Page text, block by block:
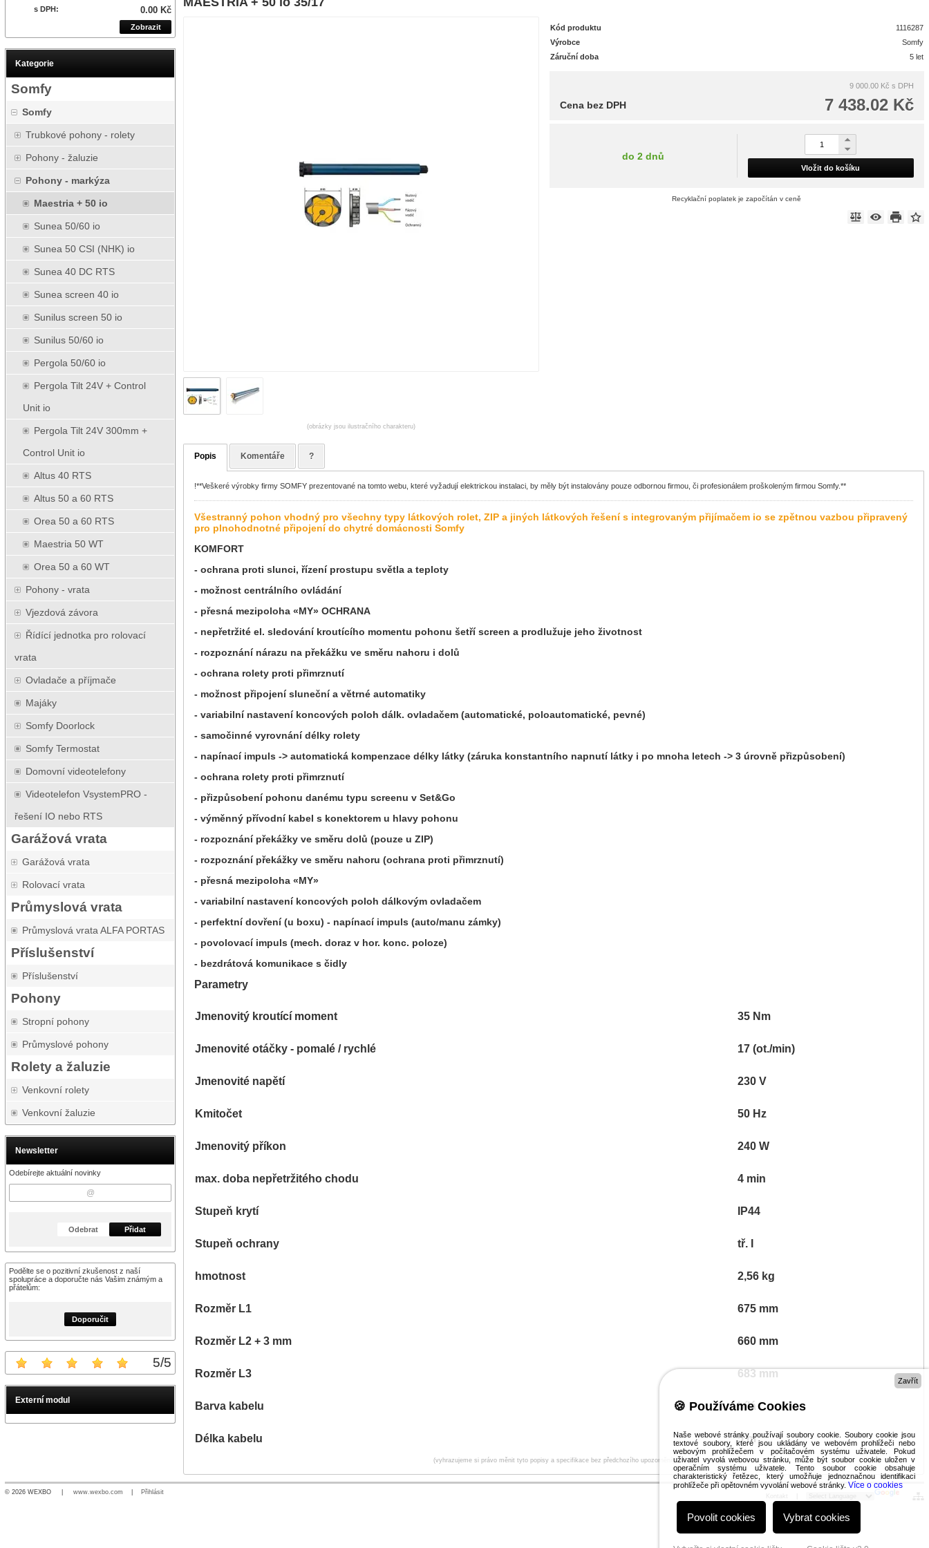
s DPH: 0.00 Kč
Zobrazit
Kategorie
Somfy
Somfy
Trubkové pohony - rolety
Pohony - žaluzie
Pohony - markýza
Maestria + 50 io
Sunea 50/60 io
Sunea 50 CSI (NHK) io
Sunea 40 DC RTS
Sunea screen 40 io
Sunilus screen 50 io
Sunilus 50/60 io
Pergola 50/60 io
Pergola Tilt 24V + Control
Unit io
Pergola Tilt 24V 300mm +
Control Unit io
Altus 40 RTS
Altus 50 a 60 RTS
Orea 50 a 60 RTS
Maestria 50 WT
Orea 50 a 60 WT
Pohony - vrata
Vjezdová závora
Řídící jednotka pro rolovací
vrata
Ovladače a příjmače
Majáky
Somfy Doorlock
Somfy Termostat
Domovní videotelefony
Videotelefon VsystemPRO -
řešení IO nebo RTS
Garážová vrata
Garážová vrata
Rolovací vrata
Průmyslová vrata
Průmyslová vrata ALFA PORTAS
Příslušenství
Příslušenství
Pohony
Stropní pohony
Průmyslové pohony
Rolety a žaluzie
Venkovní rolety
Venkovní žaluzie
Newsletter
Odebírejte aktuální novinky
Odebrat Přidat
Podělte se o pozitivní zkušenost z naší
spolupráce a doporučte nás Vašim známým a
přátelům:
Doporučit
5/5
Externí modul
(obrázky jsou ilustračního charakteru)
Kód produktu
1116287
Výrobce
Somfy
Záruční doba
5 let
9 000.00 Kč s DPH
7 438.02 Kč
Cena bez DPH
do 2 dnů
Vložit do košíku
Recyklační poplatek je započítán v ceně
Popis Komentáře ?
!**Veškeré výrobky firmy SOMFY prezentované na tomto webu, které vyžadují elektrickou instalaci, by měly být instalovány pouze odbornou firmou, či profesionálem proškoleným firmou Somfy.**
Všestranný pohon vhodný pro všechny typy látkových rolet, ZIP a jiných látkových řešení s integrovaným přijímačem io se zpětnou vazbou připravený
pro plnohodnotné připojení do chytré domácnosti Somfy
KOMFORT
- ochrana proti slunci, řízení prostupu světla a teploty
- možnost centrálního ovládání
- přesná mezipoloha «MY» OCHRANA
- nepřetržité el. sledování kroutícího momentu pohonu šetří screen a prodlužuje jeho životnost
- rozpoznání nárazu na překážku ve směru nahoru i dolů
- ochrana rolety proti přimrznutí
- možnost připojení sluneční a větrné automatiky
- variabilní nastavení koncových poloh dálk. ovladačem (automatické, poloautomatické, pevné)
- samočinné vyrovnání délky rolety
- napínací impuls -> automatická kompenzace délky látky (záruka konstantního napnutí látky i po mnoha letech -> 3 úrovně přizpůsobení)
- ochrana rolety proti přimrznutí
- přizpůsobení pohonu danému typu screenu v Set&Go
- výměnný přívodní kabel s konektorem u hlavy pohonu
- rozpoznání překážky ve směru dolů (pouze u ZIP)
- rozpoznání překážky ve směru nahoru (ochrana proti přimrznutí)
- přesná mezipoloha «MY»
- variabilní nastavení koncových poloh dálkovým ovladačem
- perfektní dovření (u boxu) - napínací impuls (auto/manu zámky)
- povolovací impuls (mech. doraz v hor. konc. poloze)
- bezdrátová komunikace s čidly
Parametry
Jmenovitý kroutící moment 35 Nm
Jmenovité otáčky - pomalé / rychlé 17 (ot./min)
Jmenovité napětí 230 V
Kmitočet 50 Hz
Jmenovitý příkon 240 W
max. doba nepřetržitého chodu 4 min
Stupeň krytí IP44
Stupeň ochrany tř. I
hmotnost 2,56 kg
Rozměr L1 675 mm
Rozměr L2 + 3 mm 660 mm
Rozměr L3 683 mm
Barva kabelu bílá
Délka kabelu 5 m
(vyhrazujeme si právo měnit tyto popisy a specifikace bez předchozího upozornění)
© 2026 WEXBO | www.wexbo.com Přihlásit
Zavřít
🍪 Používáme Cookies
Naše webové stránky používají soubory cookie. Soubory cookie jsou
textové soubory, které jsou ukládány ve webovém prohlížeči nebo
webovým prohlížečem v počítačovém systému uživatele. Pokud
uživatel vyvolá webovou stránku, může být soubor cookie uložen v
operačním systému uživatele. Tento soubor cookie obsahuje
charakteristický řetězec, který umožňuje jednoznačnou identifikaci
prohlížeče při opětovném vyvolání webové stránky. Více o cookies
Povolit cookies Vybrat cookies